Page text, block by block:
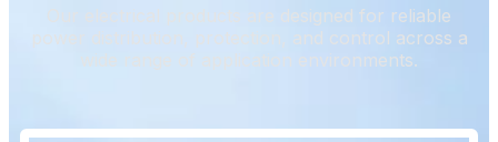
Our electrical products are designed for reliable
power distribution, protection, and control across a
wide range of application environments.